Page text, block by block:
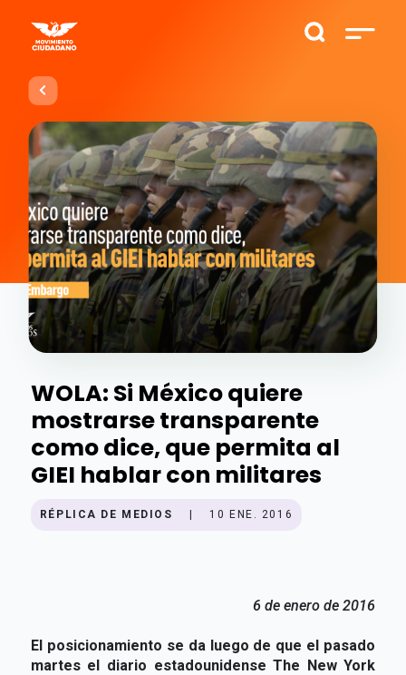
WOLA: Si México quiere
mostrarse transparente
como dice, que permita al
GIEI hablar con militares
RÉPLICA DE MEDIOS 10 ENE. 2016
6 de enero de 2016
El posicionamiento se da luego de que el pasado
martes el diario estadounidense The New York